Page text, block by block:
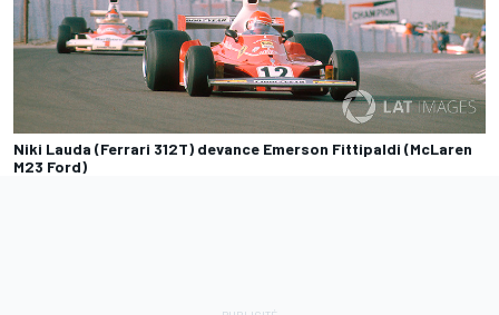
Niki Lauda (Ferrari 312T) devance Emerson Fittipaldi (McLaren
M23 Ford)